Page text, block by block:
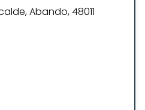
Abando, 48011